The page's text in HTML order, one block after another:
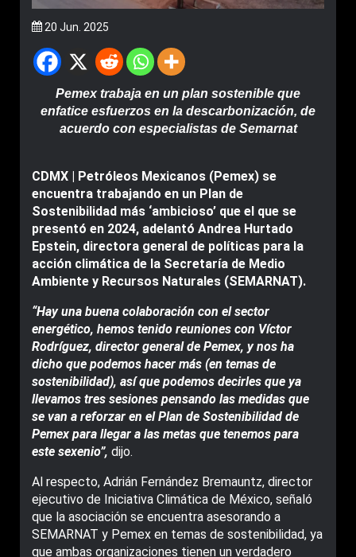
20 Jun. 2025
Pemex trabaja en un plan sostenible que
enfatice esfuerzos en la descarbonización, de
acuerdo con especialistas de Semarnat
CDMX | Petróleos Mexicanos (Pemex) se
encuentra trabajando en un Plan de
Sostenibilidad más ‘ambicioso’ que el que se
presentó en 2024, adelantó Andrea Hurtado
Epstein, directora general de políticas para la
acción climática de la Secretaría de Medio
Ambiente y Recursos Naturales (SEMARNAT).
“Hay una buena colaboración con el sector
energético, hemos tenido reuniones con Víctor
Rodríguez, director general de Pemex, y nos ha
dicho que podemos hacer más (en temas de
sostenibilidad), así que podemos decirles que ya
llevamos tres sesiones pensando las medidas que
se van a reforzar en el Plan de Sostenibilidad de
Pemex para llegar a las metas que tenemos para
este sexenio”, dijo.
Al respecto, Adrián Fernández Bremauntz, director
ejecutivo de Iniciativa Climática de México, señaló
que la asociación se encuentra asesorando a
SEMARNAT y Pemex en temas de sostenibilidad, ya
que ambas organizaciones tienen un verdadero